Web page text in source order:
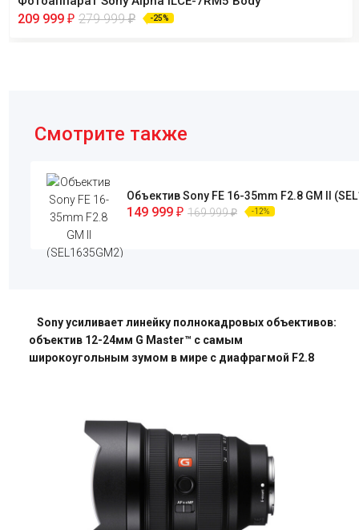
209 999 ₽ 279 999₽ -25%
Смотрите также
Объектив Sony FE 16-35mm F2.8 GM II
149 999 ₽ 169 999₽ -12%
Sony усиливает линейку полнокадровых объективов:
объектив 12-24мм G Master™ с самым
широкоугольным зумом в мире с диафрагмой F2.8